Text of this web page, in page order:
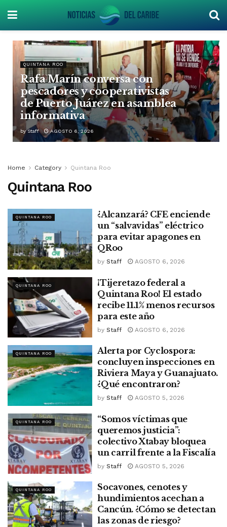
QUINTANA ROO
Rafa Marín conversa con
pescadores y cooperativistas
de Puerto Juárez en asamblea
informativa
by Staff AGOSTO 6, 2026
Home Category Quintana Roo
Quintana Roo
QUINTANA ROO
¿Alcanzará? CFE enciende
un “salvavidas” eléctrico
para evitar apagones en
QRoo
by Staff AGOSTO 6, 2026
QUINTANA ROO
¡Tijeretazo federal a
Quintana Roo! El estado
recibe 11.1% menos recursos
para este año
by Staff AGOSTO 6, 2026
QUINTANA ROO
Alerta por Cyclospora:
concluyen inspecciones en
Riviera Maya y Guanajuato.
¿Qué encontraron?
by Staff AGOSTO 5, 2026
QUINTANA ROO
“Somos víctimas que
queremos justicia”:
colectivo Xtabay bloquea
un carril frente a la Fiscalía
by Staff AGOSTO 5, 2026
QUINTANA ROO
Socavones, cenotes y
hundimientos acechan a
Cancún. ¿Cómo se detectan
las zonas de riesgo?